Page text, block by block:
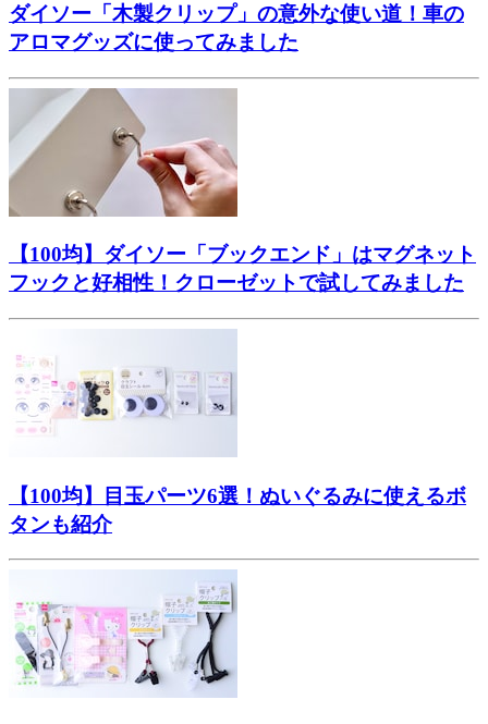
ダイソー「木製クリップ」の意外な使い道！車の
アロマグッズに使ってみました
【100均】ダイソー「ブックエンド」はマグネット
フックと好相性！クローゼットで試してみました
【100均】目玉パーツ6選！ぬいぐるみに使えるボ
タンも紹介